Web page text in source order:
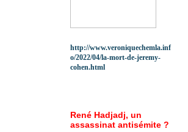
http://www.veroniquechemla.inf
o/2022/04/la-mort-de-jeremy-
cohen.html
René Hadjadj, un
assassinat antisémite ?